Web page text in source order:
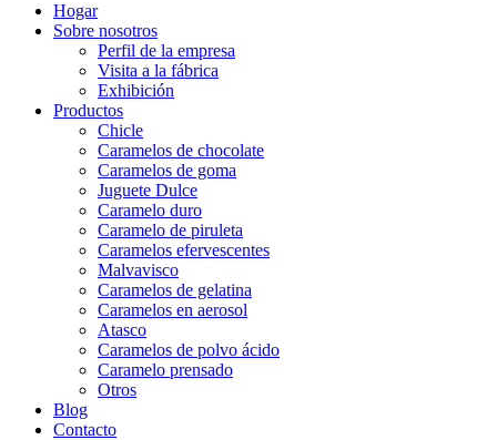
Hogar
Sobre nosotros
Perfil de la empresa
Visita a la fábrica
Exhibición
Productos
Chicle
Caramelos de chocolate
Caramelos de goma
Juguete Dulce
Caramelo duro
Caramelo de piruleta
Caramelos efervescentes
Malvavisco
Caramelos de gelatina
Caramelos en aerosol
Atasco
Caramelos de polvo ácido
Caramelo prensado
Otros
Blog
Contacto